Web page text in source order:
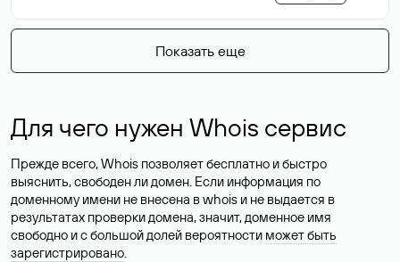
Показать еще
Для чего нужен Whois сервис
Прежде всего, Whois позволяет бесплатно и быстро
выяснить, свободен ли домен. Если информация по
доменному имени не внесена в whois и не выдается в
результатах проверки домена, значит, доменное имя
свободно и с большой долей вероятности может быть
зарегистрировано.